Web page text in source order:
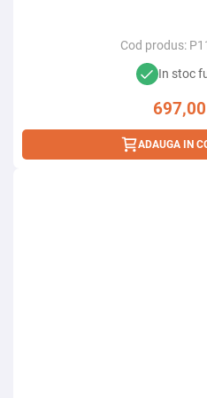
Cod produs:
In stoc
697,00
ADAUGA IN